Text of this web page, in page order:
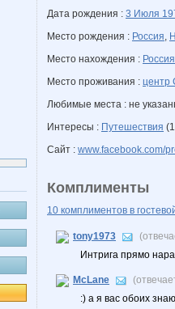
Дата рождения : 3 Июля
Место рождения : Россия,
Место нахождения : Россия
Место проживания : центр
Любимые места : не
Интересы : Путешествия
Сайт : www.facebook.com/
Комплименты
10 комплиментов в
tony1973
Интрига прямо
McLane
:) а я вас обоих знаю